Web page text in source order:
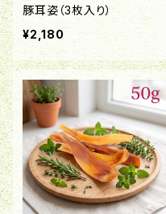
豚耳姿（3枚入り）
¥2,180